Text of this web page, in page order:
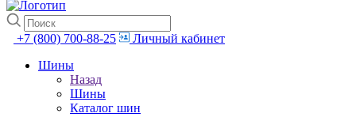
+7 (800) 700-88-25
Личный кабинет
Шины
Назад
Шины
Каталог шин